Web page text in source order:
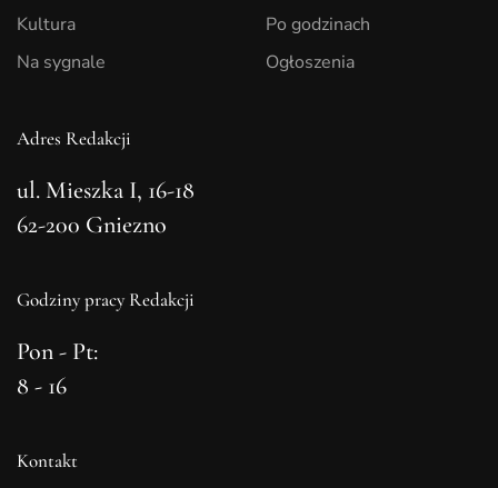
Kultura
Na sygnale
Po godzinach
Ogłoszenia
Adres Redakcji
ul. Mieszka I, 16-18
62-200 Gniezno
Godziny pracy Redakcji
Pon - Pt:
8 - 16
Kontakt